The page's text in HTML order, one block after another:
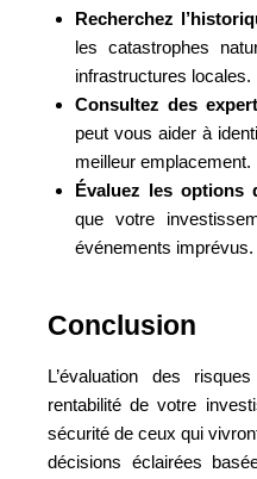
Recherchez
les catastrophes
infrastructures locales.
Consultez des
peut vous aider à
meilleur emplacement.
Évaluez les options
que votre
événements imprévus.
Conclusion
L’évaluation des
rentabilité de votre
sécurité de ceux qui
décisions éclairées